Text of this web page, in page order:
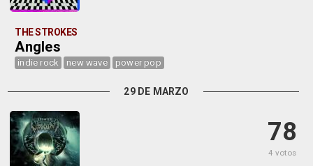
THE STROKES
Angles
indie rock new wave power pop
29 DE MARZO
78
4 votos